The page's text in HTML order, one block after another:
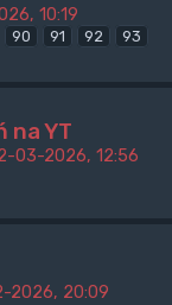
10:19
90 91 92 93
na YT
03-2026, 12:56
2026, 20:09